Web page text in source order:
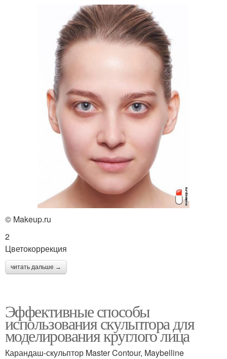
© Makeup.ru
2
Цветокоррекция
читать дальше →
Эффективные способы
использования скульптора для
моделирования круглого лица
Карандаш-скульптор Master Contour, Maybelline